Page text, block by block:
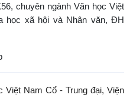
chuyên ngành Văn học Việt
học xã hội và Nhân văn, ĐH
Việt Nam Cổ - Trung đại, Viện